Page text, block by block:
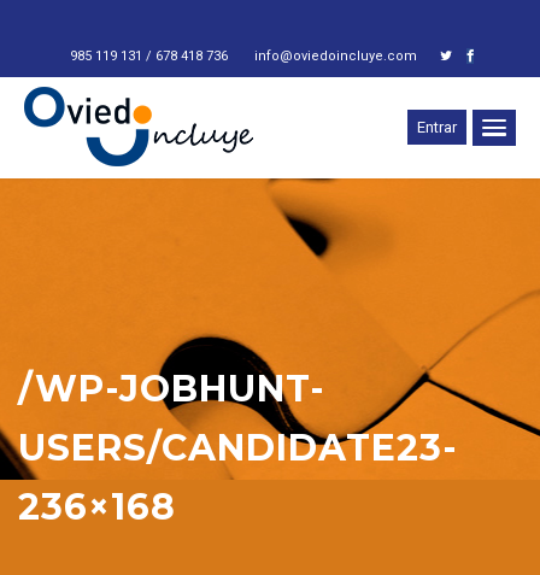
985 119 131 / 678 418 736 info@oviedoincluye.com
Entrar
/WP-JOBHUNT-
USERS/CANDIDATE23-
236×168